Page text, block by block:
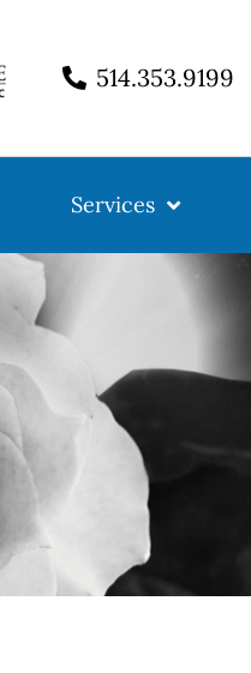
514.353.9199
Services